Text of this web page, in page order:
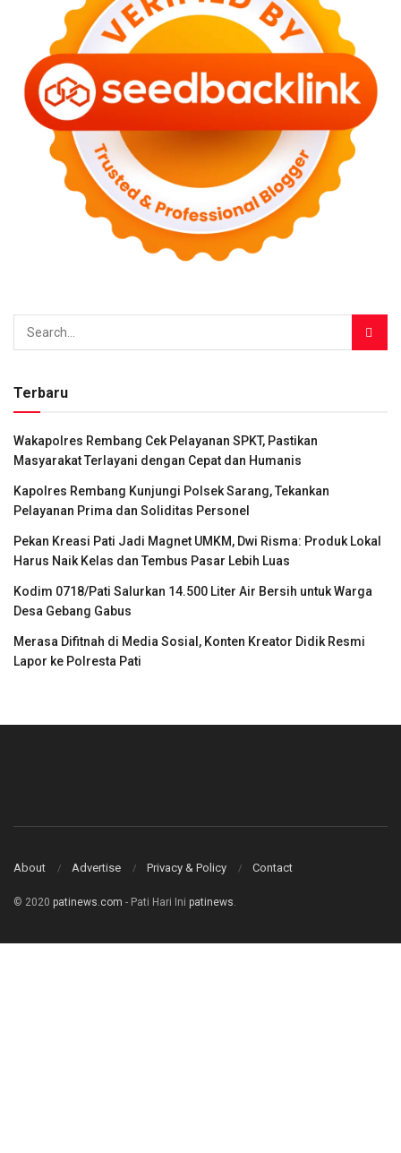
Terbaru
Wakapolres Rembang Cek Pelayanan SPKT, Pastikan
Masyarakat Terlayani dengan Cepat dan Humanis
Kapolres Rembang Kunjungi Polsek Sarang, Tekankan
Pelayanan Prima dan Soliditas Personel
Pekan Kreasi Pati Jadi Magnet UMKM, Dwi Risma: Produk Lokal
Harus Naik Kelas dan Tembus Pasar Lebih Luas
Kodim 0718/Pati Salurkan 14.500 Liter Air Bersih untuk Warga
Desa Gebang Gabus
Merasa Difitnah di Media Sosial, Konten Kreator Didik Resmi
Lapor ke Polresta Pati
About Advertise Privacy & Policy Contact
© 2020 patinews.com - Pati Hari Ini patinews